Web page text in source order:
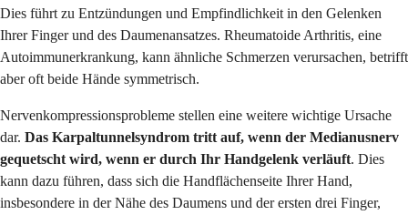
Dies führt zu Entzündungen und Empfindlichkeit in den Gelenken
Ihrer Finger und des Daumenansatzes. Rheumatoide Arthritis, eine
Autoimmunerkrankung, kann ähnliche Schmerzen verursachen, betrifft
aber oft beide Hände symmetrisch.
Nervenkompressionsprobleme stellen eine weitere wichtige Ursache
dar. Das Karpaltunnelsyndrom tritt auf, wenn der Medianusnerv
gequetscht wird, wenn er durch Ihr Handgelenk verläuft. Dies
kann dazu führen, dass sich die Handflächenseite Ihrer Hand,
insbesondere in der Nähe des Daumens und der ersten drei Finger,